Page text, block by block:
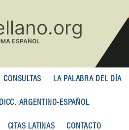
CONSULTAS LA PALABRA DEL DÍA
DICC. ARGENTINO-ESPAÑOL
CITAS LATINAS CONTACTO